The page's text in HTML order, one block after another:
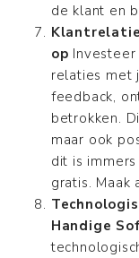
de klant en
op
relaties met
feedback,
betrokken.
maar ook
dit is
gratis. Maak
Handige